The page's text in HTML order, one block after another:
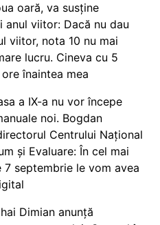
oară, va susține
anul viitor: Dacă nu dau
viitor, nota 10 nu mai
lucru. Cineva cu 5
înaintea mea
a IX-a nu vor începe
noi. Bogdan
Centrului Național
și Evaluare: În cel mai
7 septembrie le vom avea
Dimian anunță